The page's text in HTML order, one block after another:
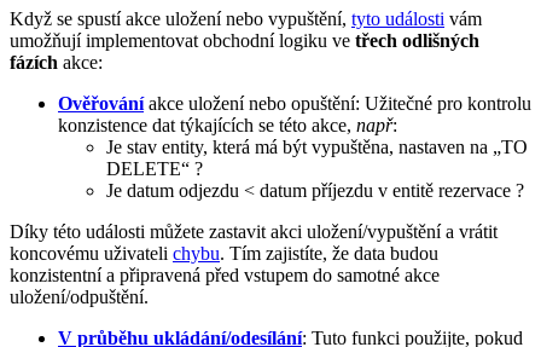
Když se spustí akce uložení nebo vypuštění, tyto události vám
umožňují implementovat obchodní logiku ve třech odlišných
fázích akce:
Ověřováníakce uložení nebo opuštění: Užitečné pro kontrolu
konzistence dat týkajících se této akce, např:
Je stav entity, která má být vypuštěna, nastaven na „TO
DELETE“ ?
Je datum odjezdu < datum příjezdu v entitě rezervace ?
Díky této události můžete zastavit akci uložení/vypuštění a vrátit
koncovému uživateli chybu. Tím zajistíte, že data budou
konzistentní a připravená před vstupem do samotné akce
uložení/odpuštění.
V průběhu ukládání/odesílání: Tuto funkci použijte, pokud